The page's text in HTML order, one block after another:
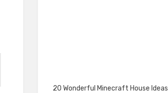
20 Wonderful Minecraft House Ideas